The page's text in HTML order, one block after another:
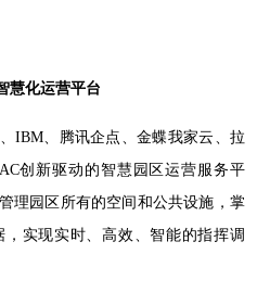
慧化运营平台
IBM、腾讯企点、金蝶我家云、拉
创新驱动的智慧园区运营服务平
理园区所有的空间和公共设施，掌
实现实时、高效、智能的指挥调